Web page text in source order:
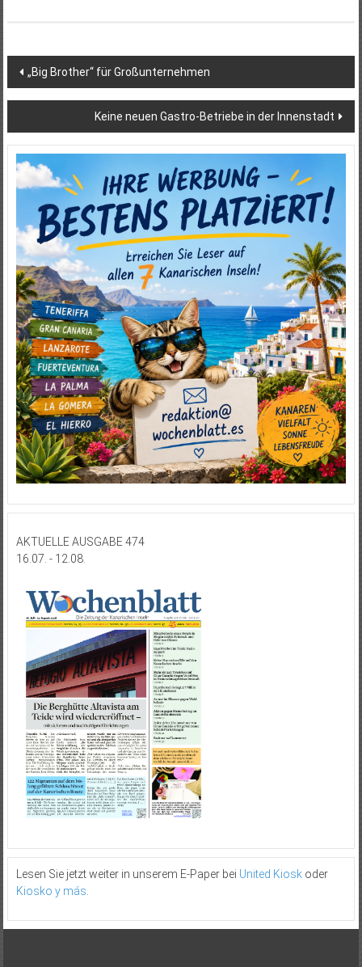
Beitragsnavigation
„Big Brother“ für Großunternehmen
Keine neuen Gastro-Betriebe in der Innenstadt
AKTUELLE AUSGABE 474
16.07. - 12.08.
Lesen Sie jetzt weiter in unserem E-Paper bei United Kioskoder
Kiosko y más.